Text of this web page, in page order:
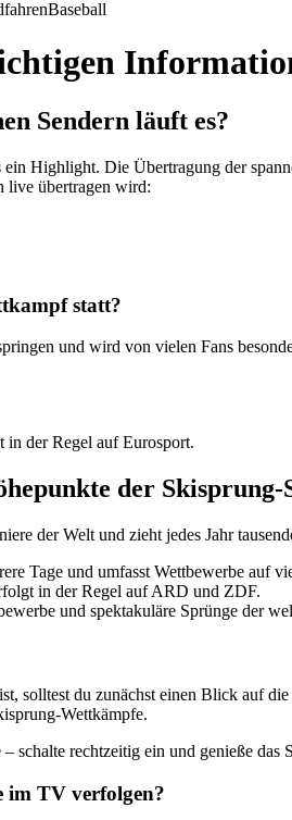
Baseball
Sendern läuft es?
Highlight. Die Übertragung der
live übertragen wird:
statt?
und wird von vielen Fans
der Regel auf Eurosport.
der Skisprung-
der Welt und zieht jedes Jahr
Tage und umfasst Wettbewerbe auf
in der Regel auf ARD und ZDF.
und spektakuläre Sprünge der
solltest du zunächst einen Blick auf
Wettkämpfe.
schalte rechtzeitig ein und genieße
im TV verfolgen?